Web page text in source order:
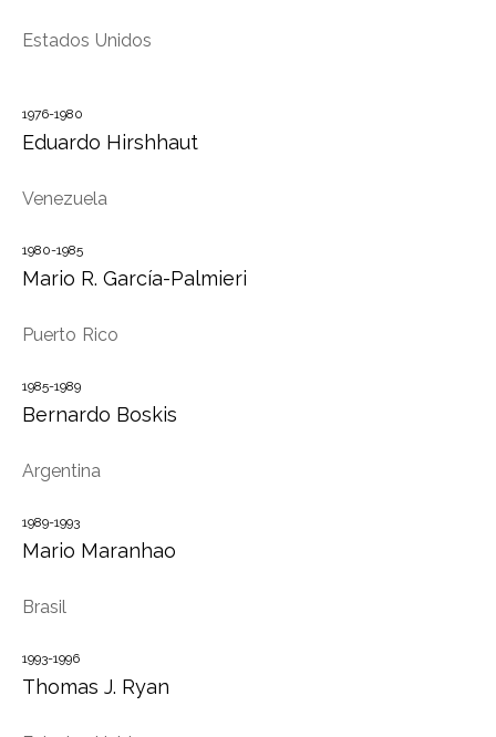
Estados Unidos
1976-1980
Eduardo Hirshhaut
Venezuela
1980-1985
Mario R. García-Palmieri
Puerto Rico
1985-1989
Bernardo Boskis
Argentina
1989-1993
Mario Maranhao
Brasil
1993-1996
Thomas J. Ryan